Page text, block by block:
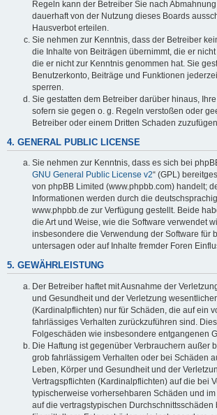
Regeln kann der Betreiber Sie nach
dauerhaft von der Nutzung dieses Boards
Hausverbot erteilen.
Sie nehmen zur Kenntnis, dass der Betreiber
die Inhalte von Beiträgen übernimmt, die er
die er nicht zur Kenntnis genommen hat. Sie
Benutzerkonto, Beiträge und Funktionen
sperren.
Sie gestatten dem Betreiber darüber hinaus,
sofern sie gegen o. g. Regeln verstoßen oder
Betreiber oder einem Dritten Schaden zuzufügen.
4. GENERAL PUBLIC LICENSE
Sie nehmen zur Kenntnis, dass es sich bei
GNU General Public License v2“ (GPL)
von phpBB Limited (www.phpbb.com) handelt;
Informationen werden durch die
www.phpbb.de zur Verfügung gestellt. Beide
die Art und Weise, wie die Software verwendet
insbesondere die Verwendung der Software für
untersagen oder auf Inhalte fremder Foren
5. GEWÄHRLEISTUNG
Der Betreiber haftet mit Ausnahme der
und Gesundheit und der Verletzung
(Kardinalpflichten) nur für Schäden, die auf ein
fahrlässiges Verhalten zurückzuführen sind.
Folgeschäden wie insbesondere entgangenen
Die Haftung ist gegenüber Verbrauchern außer
grob fahrlässigem Verhalten oder bei Schäden
Leben, Körper und Gesundheit und der
Vertragspflichten (Kardinalpflichten) auf die bei
typischerweise vorhersehbaren Schäden und
auf die vertragstypischen Durchschnittsschäden